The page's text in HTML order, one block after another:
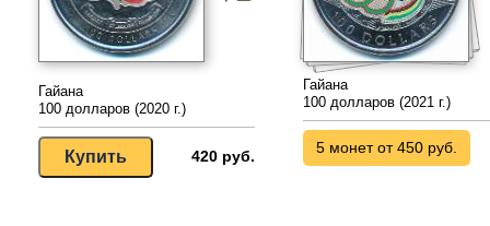
Гайана
100 долларов (2020 г.)
420 руб.
Гайана
100 долларов (2021 г.)
5 монет от 450 руб.